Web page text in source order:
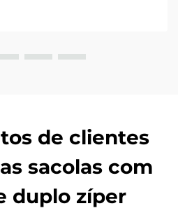
para garantir durabilidade e
de clientes
sacolas com
duplo zíper